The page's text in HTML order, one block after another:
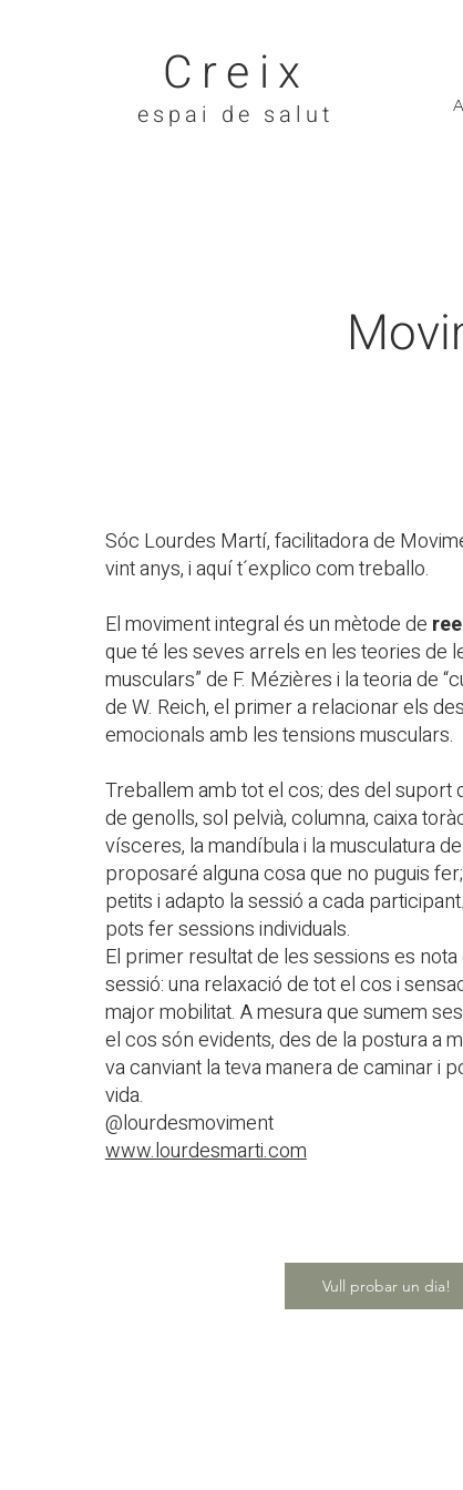
Creix
espai de salut
Sóc Lourdes Martí, facilitadora de
vint anys, i aquí t´explico com treballo.
El moviment integral és un mètode de
que té les seves arrels en les teories de
musculars” de F. Mézières i la teoria de
de W. Reich, el primer a relacionar els
emocionals amb les tensions musculars.
Treballem amb tot el cos; des del suport
de genolls, sol pelvià, columna, caixa
vísceres, la mandíbula i la musculatura
proposaré alguna cosa que no puguis
petits i adapto la sessió a cada
pots fer sessions individuals.
El primer resultat de les sessions es
sessió: una relaxació de tot el cos i
major mobilitat. A mesura que sumem
el cos són evidents, des de la postura a
va canviant la teva manera de caminar i
vida.
@lourdesmoviment
www.lourdesmarti.com
Vull probar un dia!